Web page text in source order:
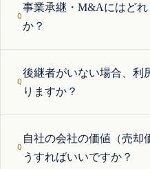
事業承継・M&Aにはど
か？
後継者がいない場合、利
りますか？
自社の会社の価値（売却
うすればいいですか？